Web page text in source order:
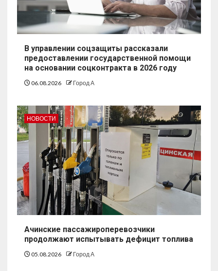
В управлении соцзащиты рассказали
предоставлении государственной помощи
на основании соцконтракта в 2026 году
06.08.2026 Город А
НОВОСТИ
Ачинские пассажироперевозчики
продолжают испытывать дефицит топлива
05.08.2026 Город А